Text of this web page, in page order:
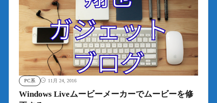
PC系 11月 24, 2016
Windows Liveムービーメーカーでムービーを修